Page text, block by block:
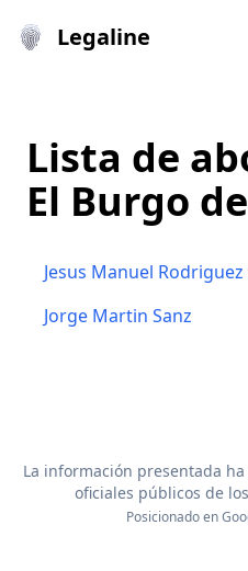
Legaline
Lista de
El Burgo
Jesus Manuel
Jorge Martin Sanz
La información presentada
oficiales públicos de
Posicionado en